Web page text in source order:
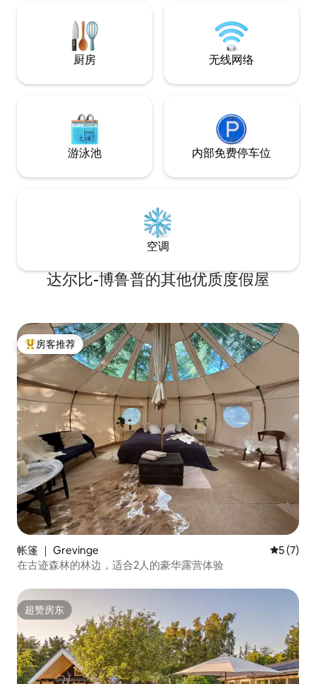
厨房 无线网络
游泳池 内部免费停车位
空调
达尔比-博鲁普的其他优质度假屋
热门「房客推荐」
房客推荐
帐篷 ｜ Grevinge 平均评分
5 (7)
在古迹森林的林边，适合2人的豪华露营体验
超赞房东
超赞房东